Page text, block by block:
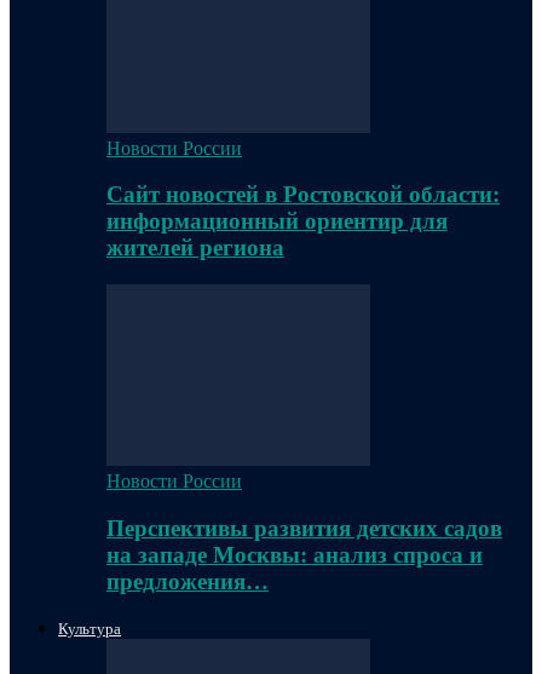
Новости России
Сайт новостей в Ростовской области:
информационный ориентир для
жителей региона
Новости России
Перспективы развития детских садов
на западе Москвы: анализ спроса и
предложения…
Культура